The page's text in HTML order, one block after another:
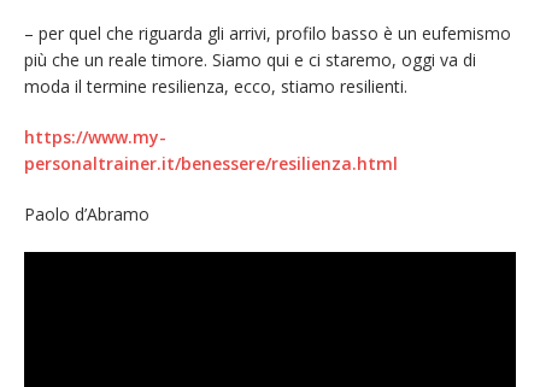
– per quel che riguarda gli arrivi, profilo basso è un eufemismo
più che un reale timore. Siamo qui e ci staremo, oggi va di
moda il termine resilienza, ecco, stiamo resilienti.
https://www.my-
personaltrainer.it/benessere/resilienza.html
Paolo d’Abramo